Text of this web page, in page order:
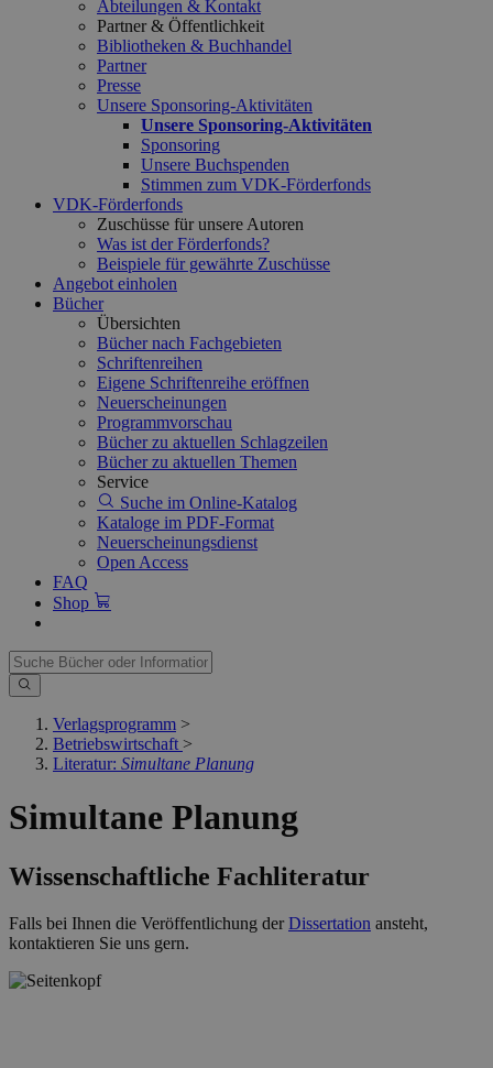
Abteilungen & Kontakt
Partner & Öffentlichkeit
Bibliotheken & Buchhandel
Partner
Presse
Unsere Sponsoring-Aktivitäten
Unsere Sponsoring-Aktivitäten
Sponsoring
Unsere Buchspenden
Stimmen zum VDK-Förderfonds
VDK-Förderfonds
Zuschüsse für unsere Autoren
Was ist der Förderfonds?
Beispiele für gewährte Zuschüsse
Angebot einholen
Bücher
Übersichten
Bücher nach Fachgebieten
Schriftenreihen
Eigene Schriftenreihe eröffnen
Neuerscheinungen
Programmvorschau
Bücher zu aktuellen Schlagzeilen
Bücher zu aktuellen Themen
Service
Suche im Online-Katalog
Kataloge im PDF-Format
Neuerscheinungsdienst
Open Access
FAQ
Shop
Verlagsprogramm >
Betriebswirtschaft >
Literatur: Simultane Planung
Simultane Planung
Wissenschaftliche Fachliteratur
Falls bei Ihnen die Veröffentlichung derDissertation ansteht,
kontaktieren Sie uns gern.